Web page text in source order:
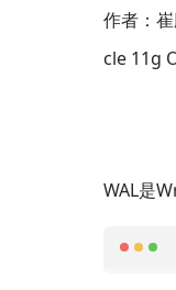
作者：
cle 11g
WAL是